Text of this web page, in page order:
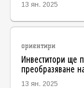
13 ян. 2025
ориентири
Инвеститори ще
преобразяване
13 ян. 2025